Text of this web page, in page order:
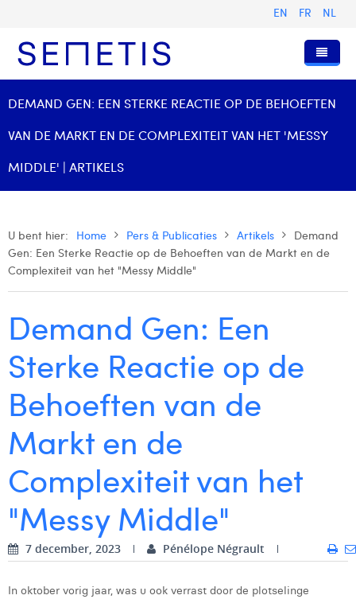
EN FR NL
Digital Advertising
Digital Business Intelligence
Trainingen
Wie zijn wij
Onze Geschiedenis
Anouk Allegaert
Camille Servais
Dhan Claes
Diane Tremouroux
Edouard Polet
Elio Civalleri
Eliott Pousset
Floriane Defacqz
Onze Waarden
Certificeringen
Pers & Publicaties
Presentaties en Cases
Vacatures
Digital Business Analyst
Digital Business Intern
DEMAND GEN: EEN STERKE REACTIE OP DE BEHOEFTEN
VAN DE MARKT EN DE COMPLEXITEIT VAN HET 'MESSY
MIDDLE' | ARTIKELS
U bent hier: Home Pers & Publicaties Artikels
Demand
Gen: Een Sterke Reactie op de Behoeften van de Markt en de
Complexiteit van het "Messy Middle"
Demand Gen: Een
Sterke Reactie op de
Behoeften van de
Markt en de
Complexiteit van het
"Messy Middle"
7 december, 2023 Pénélope Négrault
In oktober vorig jaar, was u ook verrast door de plotselinge